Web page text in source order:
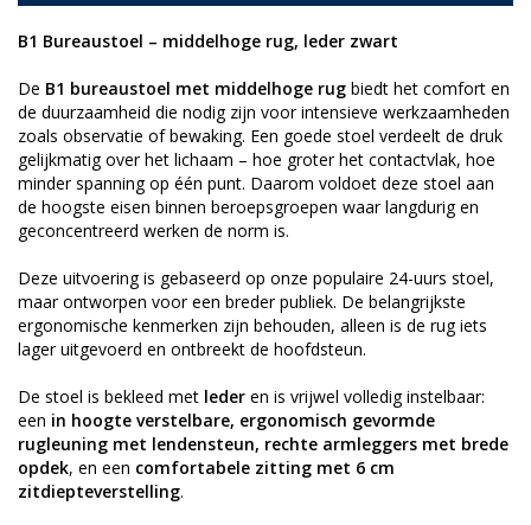
B1 Bureaustoel – middelhoge rug, leder zwart
De B1 bureaustoel met middelhoge rug biedt het comfort en
de duurzaamheid die nodig zijn voor intensieve werkzaamheden
zoals observatie of bewaking. Een goede stoel verdeelt de druk
gelijkmatig over het lichaam – hoe groter het contactvlak, hoe
minder spanning op één punt. Daarom voldoet deze stoel aan
de hoogste eisen binnen beroepsgroepen waar langdurig en
geconcentreerd werken de norm is.
Deze uitvoering is gebaseerd op onze populaire 24-uurs stoel,
maar ontworpen voor een breder publiek. De belangrijkste
ergonomische kenmerken zijn behouden, alleen is de rug iets
lager uitgevoerd en ontbreekt de hoofdsteun.
De stoel is bekleed met leder en is vrijwel volledig instelbaar:
een in hoogte verstelbare, ergonomisch gevormde
rugleuning met lendensteun, rechte armleggers met brede
opdek, en een comfortabele zitting met 6 cm
zitdiepteverstelling.